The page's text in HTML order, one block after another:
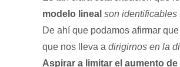
modelo lineal son identificables
De ahí que podamos afirmar que
que nos lleva a dirigirnos en la
Aspirar a limitar el aumento